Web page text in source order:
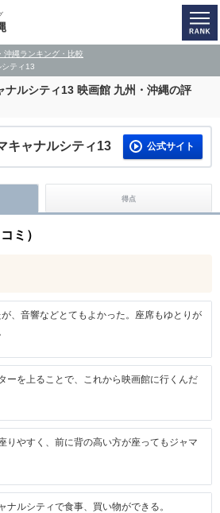
沖縄ランキング・比較
シティ13
ナルシティ13 映画館 九州・沖縄の評
キャナルシティ13 公式サイト
得点
ミ）
が、音響などとてもよかった。座席もゆとりが
ーを上ることで、これから映画館に行くんだ
りやすく、前に背の高い方が座ってもジャマ
ナルシティで食事、買い物ができる。